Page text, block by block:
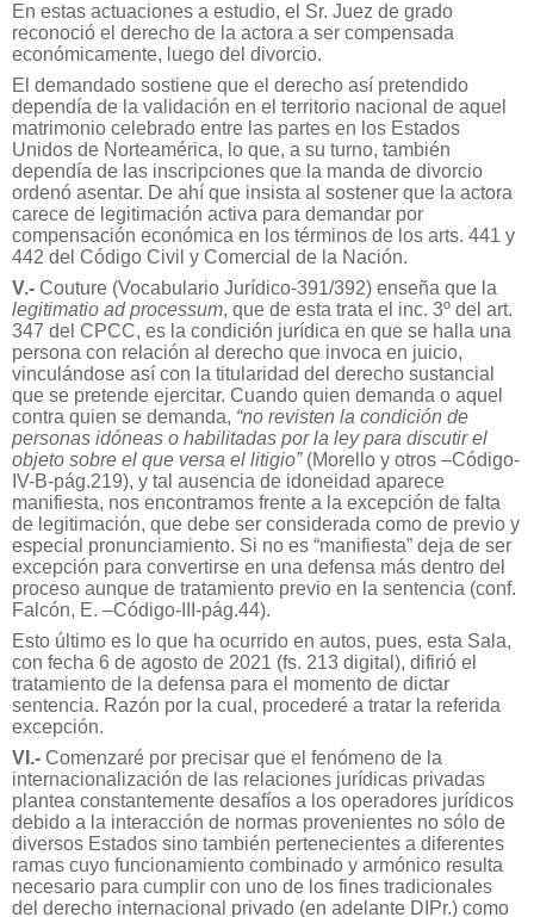
En estas actuaciones a estudio, el Sr. Juez de grado
reconoció el derecho de la actora a ser compensada
económicamente, luego del divorcio.
El demandado sostiene que el derecho así pretendido
dependía de la validación en el territorio nacional de aquel
matrimonio celebrado entre las partes en los Estados
Unidos de Norteamérica, lo que, a su turno, también
dependía de las inscripciones que la manda de divorcio
ordenó asentar. De ahí que insista al sostener que la actora
carece de legitimación activa para demandar por
compensación económica en los términos de los arts. 441 y
442 del Código Civil y Comercial de la Nación.
V.- Couture (Vocabulario Jurídico-391/392) enseña que la
legitimatio ad processum, que de esta trata el inc. 3º del art.
347 del CPCC, es la condición jurídica en que se halla una
persona con relación al derecho que invoca en juicio,
vinculándose así con la titularidad del derecho sustancial
que se pretende ejercitar. Cuando quien demanda o aquel
contra quien se demanda, “no revisten la condición de
personas idóneas o habilitadas por la ley para discutir el
objeto sobre el que versa el litigio” (Morello y otros –Código-
IV-B-pág.219), y tal ausencia de idoneidad aparece
manifiesta, nos encontramos frente a la excepción de falta
de legitimación, que debe ser considerada como de previo y
especial pronunciamiento. Si no es “manifiesta” deja de ser
excepción para convertirse en una defensa más dentro del
proceso aunque de tratamiento previo en la sentencia (conf.
Falcón, E. –Código-III-pág.44).
Esto último es lo que ha ocurrido en autos, pues, esta Sala,
con fecha 6 de agosto de 2021 (fs. 213 digital), difirió el
tratamiento de la defensa para el momento de dictar
sentencia. Razón por la cual, procederé a tratar la referida
excepción.
VI.- Comenzaré por precisar que el fenómeno de la
internacionalización de las relaciones jurídicas privadas
plantea constantemente desafíos a los operadores jurídicos
debido a la interacción de normas provenientes no sólo de
diversos Estados sino también pertenecientes a diferentes
ramas cuyo funcionamiento combinado y armónico resulta
necesario para cumplir con uno de los fines tradicionales
del derecho internacional privado (en adelante DIPr.) como